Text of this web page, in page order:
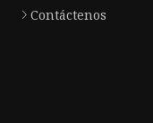
Contáctenos